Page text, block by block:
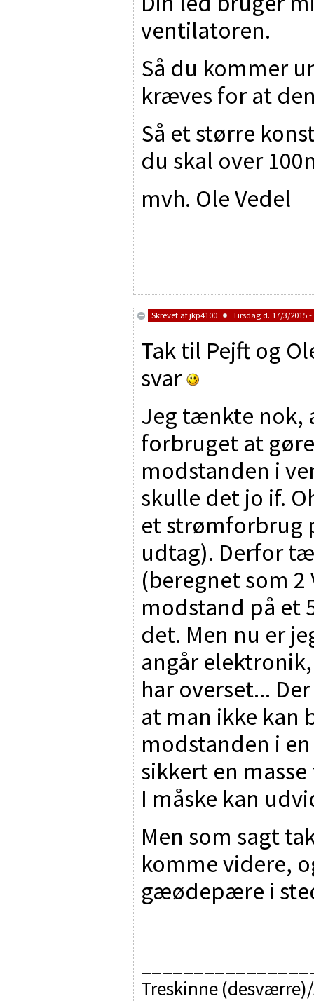
ventilatoren.
Så du kommer
kræves for at
Så et større
du skal over
mvh. Ole Vedel
Skrevet afjkp4100 Tirsdag d. 17/3/2015 -
Tak til Pejft og
svar
Jeg tænkte nok,
forbruget at
modstanden i
skulle det jo if.
et strømforbrug
udtag). Derfor
(beregnet som 2
modstand på et
det. Men nu er
angår
har overset...
at man ikke kan
modstanden i
sikkert en
I måske kan
Men som sagt
komme videre,
gæødepære i
Treskinne